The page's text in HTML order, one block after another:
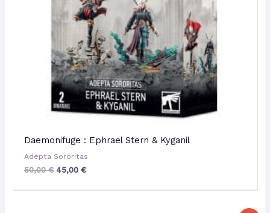
Daemonifuge : Ephrael Stern & Kyganil
Adepta Sororitas
50,00€ 45,00 €